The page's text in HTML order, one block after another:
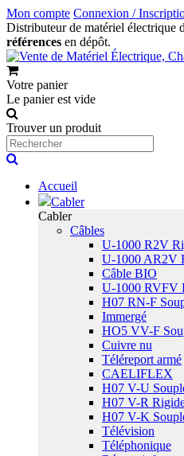
Mon compte Connexion /
Distributeur de matériel électrique
références en dépôt.
Votre panier
Le panier est vide
Trouver un produit
Accueil
Cabler
Cabler
Câbles
U-1000 R2V
U-1000 AR2V
Câble BIO
U-1000 RVFV
H07 RN-F
Immergé
HO5 VV-F
Cuivre nu
Téléreport armé
CAELIFLEX
H07 V-U
H07 V-R
H07 V-K
Télévision
Téléphonique